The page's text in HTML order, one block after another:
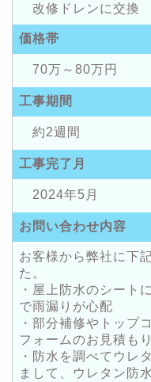
改修ドレンに交換
価格帯
70万～80万円
工事期間
約2週間
工事完了月
2024年5月
お問い合わせ内容
お客様から弊社に下
た。
・屋上防水のシート
で雨漏りが心配
・部分補修やトップ
フォームのお見積も
・防水を調べてウレ
まして、ウレタン防